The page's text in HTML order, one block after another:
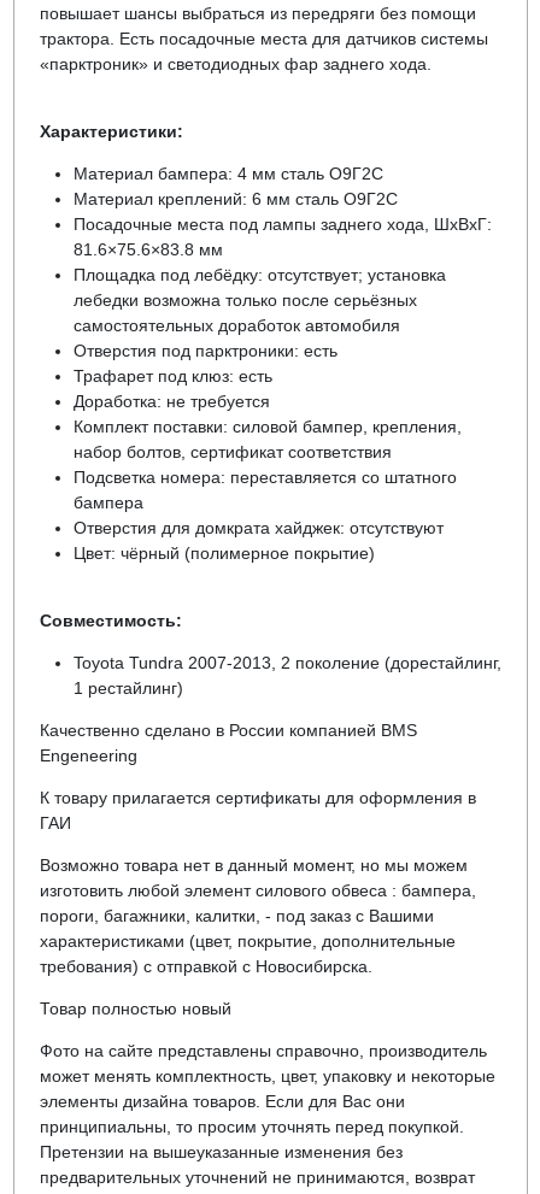
повышает шансы выбраться из передряги без помощи
трактора. Есть посадочные места для датчиков системы
«парктроник» и светодиодных фар заднего хода.
Характеристики:
Материал бампера: 4 мм сталь О9Г2С
Материал креплений: 6 мм сталь О9Г2С
Посадочные места под лампы заднего хода, ШхВхГ:
81.6×75.6×83.8 мм
Площадка под лебёдку: отсутствует; установка
лебедки возможна только после серьёзных
самостоятельных доработок автомобиля
Отверстия под парктроники: есть
Трафарет под клюз: есть
Доработка: не требуется
Комплект поставки: силовой бампер, крепления,
набор болтов, сертификат соответствия
Подсветка номера: переставляется со штатного
бампера
Отверстия для домкрата хайджек: отсутствуют
Цвет: чёрный (полимерное покрытие)
Совместимость:
Toyota Tundra 2007-2013, 2 поколение (дорестайлинг,
1 рестайлинг)
Качественно сделано в России компанией BMS
Engeneering
К товару прилагается сертификаты для оформления в
ГАИ
Возможно товара нет в данный момент, но мы можем
изготовить любой элемент силового обвеса : бампера,
пороги, багажники, калитки, - под заказ с Вашими
характеристиками (цвет, покрытие, дополнительные
требования) с отправкой с Новосибирска.
Товар полностью новый
Фото на сайте представлены справочно, производитель
может менять комплектность, цвет, упаковку и некоторые
элементы дизайна товаров. Если для Вас они
принципиальны, то просим уточнять перед покупкой.
Претензии на вышеуказанные изменения без
предварительных уточнений не принимаются, возврат